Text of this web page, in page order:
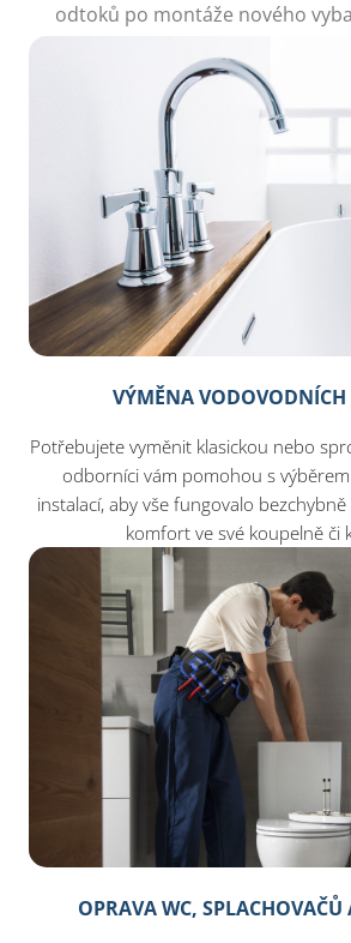
odtoků po montáže nového
VÝMĚNA VODOVODNÍCH
Potřebujete vyměnit klasickou nebo
odborníci vám pomohou s
instalací, aby vše fungovalo
komfort ve své koupelně či
OPRAVA WC, SPLACHOVAČŮ